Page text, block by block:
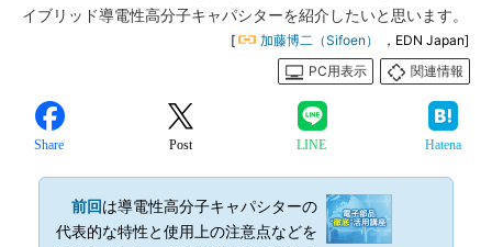
イブリッド導電性高分子キャパシターを紹介したいと思います。
[ 加藤博二（Sifoen）
，EDN Japan]
PC用表示
関連情報
Share Post LINE Hatena
前回は導電性高分子キャパシターの
代表的な特性と使用上の注意点などを